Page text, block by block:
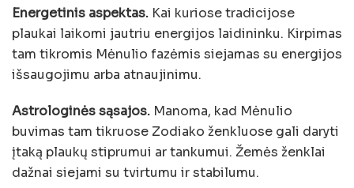
Energetinis aspektas. Kai kuriose tradicijose
plaukai laikomi jautriu energijos laidininku. Kirpimas
tam tikromis Mėnulio fazėmis siejamas su energijos
išsaugojimu arba atnaujinimu.
Astrologinės sąsajos. Manoma, kad Mėnulio
buvimas tam tikruose Zodiako ženkluose gali daryti
įtaką plaukų stiprumui ar tankumui. Žemės ženklai
dažnai siejami su tvirtumu ir stabilumu.